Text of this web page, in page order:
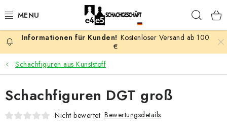
Inhalt
AKTION
SCHACHSPIELE
SCHACHFIGUREN
SCHACHBRETTER
Kostenloser Versand ab 100
€
Schachfiguren aus Kunststoff
Schachfiguren DGT groß
Nicht bewertet Bewertungsdetails